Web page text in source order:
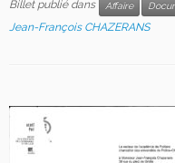
Billet publié dans Affaire
Jean-François CHAZERANS